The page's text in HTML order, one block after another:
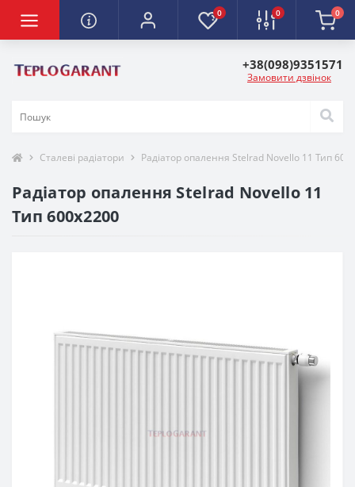
0 0 0
+38(098)9351571
Замовити дзвінок
Сталеві радіатори Радіатор опалення Stelrad Novello 11 Тип
Радіатор опалення Stelrad Novello 11
Тип 600х2200